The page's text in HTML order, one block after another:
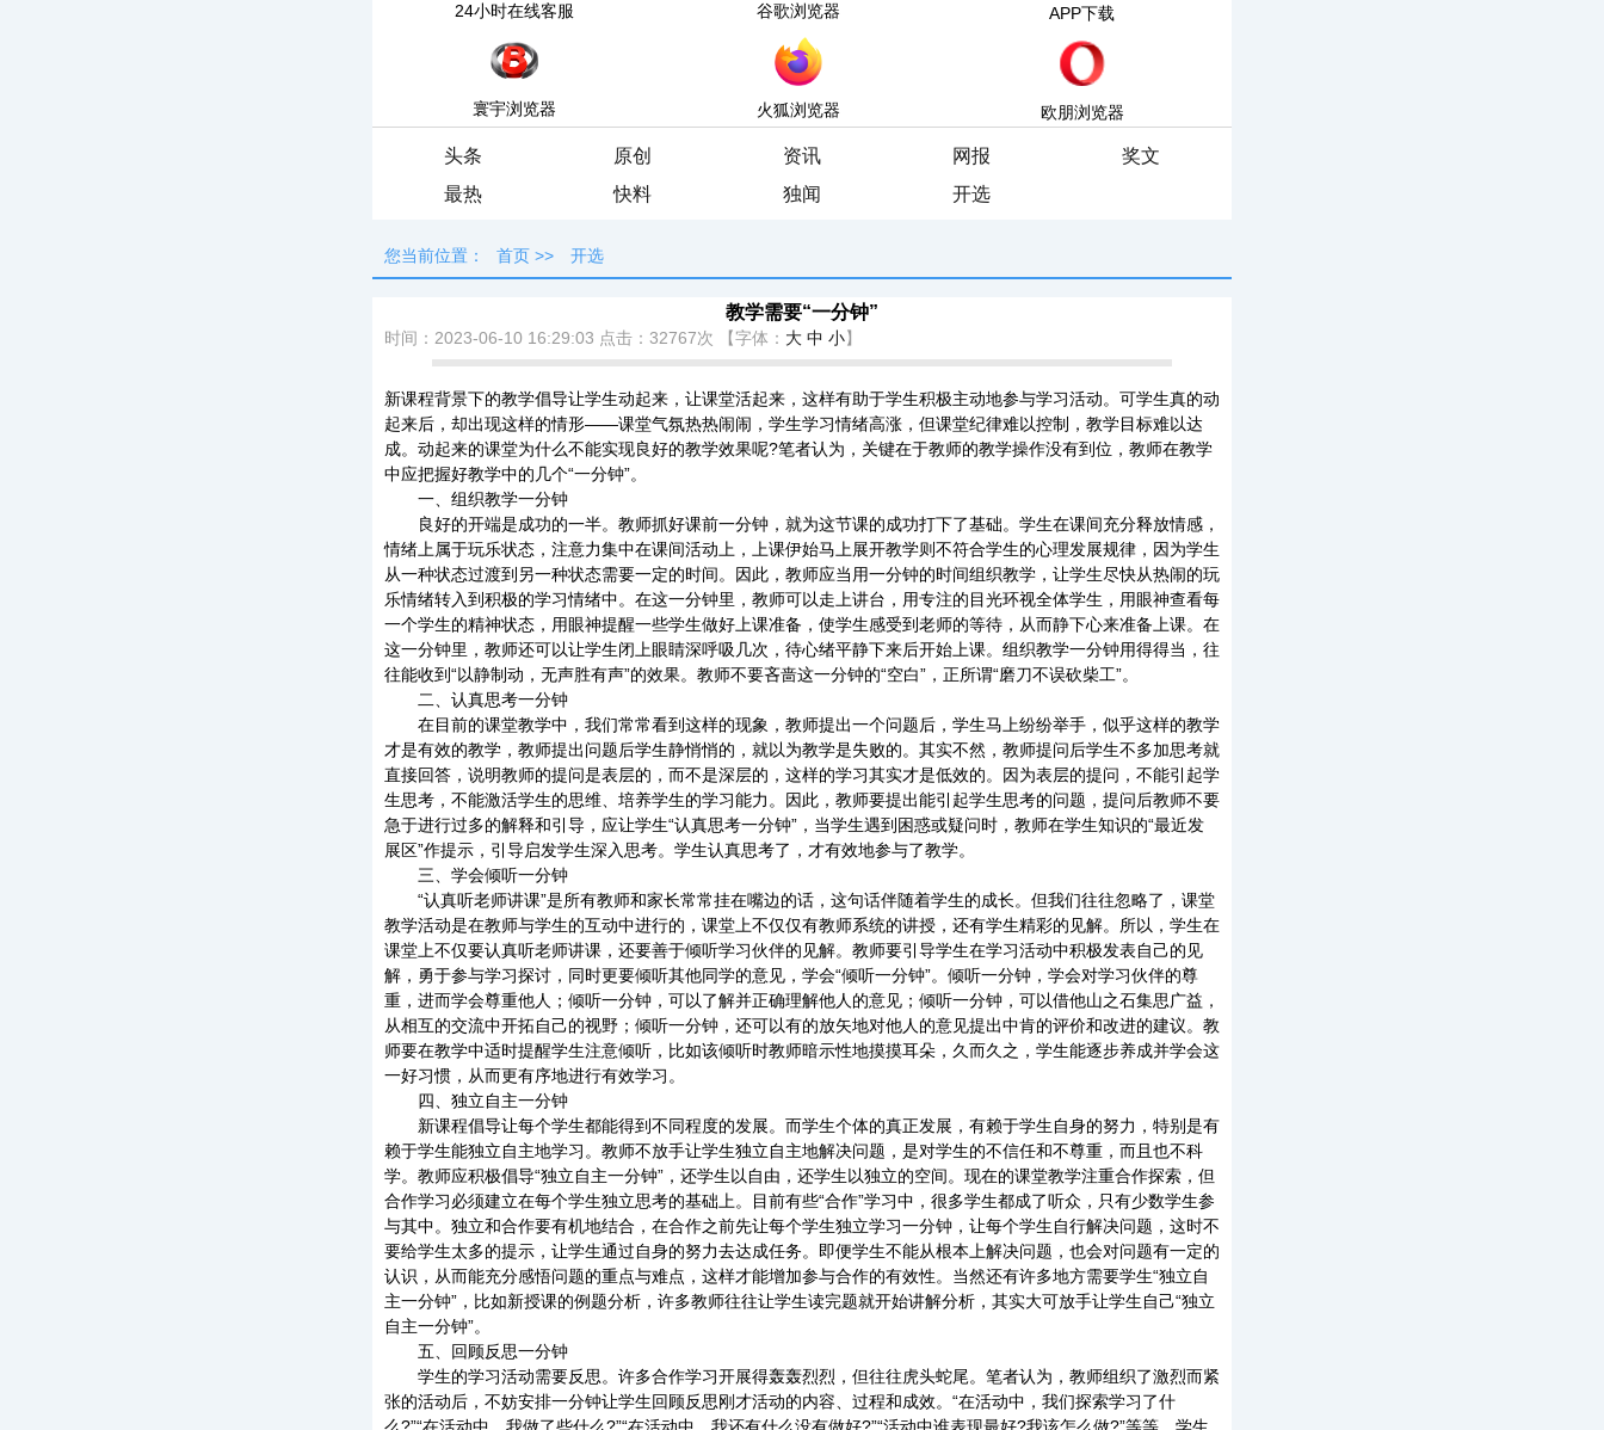
24小时在线客服 谷歌浏览器 APP下载
寰宇浏览器 火狐浏览器 欧朋浏览器
头条 原创 资讯 网报
奖文
最热
快料 独闻 开选
您当前位置： 首页 >> 开选
教学需要“一分钟”
时间：2023-06-10 16:29:03 点击： 32767次 【字体： 大 中 小】
新课程背景下的教学倡导让学生动起来，让课堂活起来，这样有助于学生积极主动地参与学习活动。可学生真的动
起来后，却出现这样的情形——课堂气氛热热闹闹，学生学习情绪高涨，但课堂纪律难以控制，教学目标难以达
成。动起来的课堂为什么不能实现良好的教学效果呢?笔者认为，关键在于教师的教学操作没有到位，教师在教学
中应把握好教学中的几个“一分钟”。
一、组织教学一分钟
良好的开端是成功的一半。教师抓好课前一分钟，就为这节课的成功打下了基础。学生在课间充分释放情感，
情绪上属于玩乐状态，注意力集中在课间活动上，上课伊始马上展开教学则不符合学生的心理发展规律，因为学生
从一种状态过渡到另一种状态需要一定的时间。因此，教师应当用一分钟的时间组织教学，让学生尽快从热闹的玩
乐情绪转入到积极的学习情绪中。在这一分钟里，教师可以走上讲台，用专注的目光环视全体学生，用眼神查看每
一个学生的精神状态，用眼神提醒一些学生做好上课准备，使学生感受到老师的等待，从而静下心来准备上课。在
这一分钟里，教师还可以让学生闭上眼睛深呼吸几次，待心绪平静下来后开始上课。组织教学一分钟用得得当，往
往能收到“以静制动，无声胜有声”的效果。教师不要吝啬这一分钟的“空白”，正所谓“磨刀不误砍柴工”。
二、认真思考一分钟
在目前的课堂教学中，我们常常看到这样的现象，教师提出一个问题后，学生马上纷纷举手，似乎这样的教学
才是有效的教学，教师提出问题后学生静悄悄的，就以为教学是失败的。其实不然，教师提问后学生不多加思考就
直接回答，说明教师的提问是表层的，而不是深层的，这样的学习其实才是低效的。因为表层的提问，不能引起学
生思考，不能激活学生的思维、培养学生的学习能力。因此，教师要提出能引起学生思考的问题，提问后教师不要
急于进行过多的解释和引导，应让学生“认真思考一分钟”，当学生遇到困惑或疑问时，教师在学生知识的“最近发
展区”作提示，引导启发学生深入思考。学生认真思考了，才有效地参与了教学。
三、学会倾听一分钟
“认真听老师讲课”是所有教师和家长常常挂在嘴边的话，这句话伴随着学生的成长。但我们往往忽略了，课堂
教学活动是在教师与学生的互动中进行的，课堂上不仅仅有教师系统的讲授，还有学生精彩的见解。所以，学生在
课堂上不仅要认真听老师讲课，还要善于倾听学习伙伴的见解。教师要引导学生在学习活动中积极发表自己的见
解，勇于参与学习探讨，同时更要倾听其他同学的意见，学会“倾听一分钟”。倾听一分钟，学会对学习伙伴的尊
重，进而学会尊重他人；倾听一分钟，可以了解并正确理解他人的意见；倾听一分钟，可以借他山之石集思广益，
从相互的交流中开拓自己的视野；倾听一分钟，还可以有的放矢地对他人的意见提出中肯的评价和改进的建议。教
师要在教学中适时提醒学生注意倾听，比如该倾听时教师暗示性地摸摸耳朵，久而久之，学生能逐步养成并学会这
一好习惯，从而更有序地进行有效学习。
四、独立自主一分钟
新课程倡导让每个学生都能得到不同程度的发展。而学生个体的真正发展，有赖于学生自身的努力，特别是有
赖于学生能独立自主地学习。教师不放手让学生独立自主地解决问题，是对学生的不信任和不尊重，而且也不科
学。教师应积极倡导“独立自主一分钟”，还学生以自由，还学生以独立的空间。现在的课堂教学注重合作探索，但
合作学习必须建立在每个学生独立思考的基础上。目前有些“合作”学习中，很多学生都成了听众，只有少数学生参
与其中。独立和合作要有机地结合，在合作之前先让每个学生独立学习一分钟，让每个学生自行解决问题，这时不
要给学生太多的提示，让学生通过自身的努力去达成任务。即便学生不能从根本上解决问题，也会对问题有一定的
认识，从而能充分感悟问题的重点与难点，这样才能增加参与合作的有效性。当然还有许多地方需要学生“独立自
主一分钟”，比如新授课的例题分析，许多教师往往让学生读完题就开始讲解分析，其实大可放手让学生自己“独立
自主一分钟”。
五、回顾反思一分钟
学生的学习活动需要反思。许多合作学习开展得轰轰烈烈，但往往虎头蛇尾。笔者认为，教师组织了激烈而紧
张的活动后，不妨安排一分钟让学生回顾反思刚才活动的内容、过程和成效。“在活动中，我们探索学习了什